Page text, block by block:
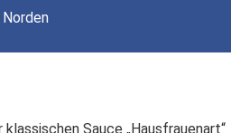
Norden
klassischen Sauce „Hausfrauenart“